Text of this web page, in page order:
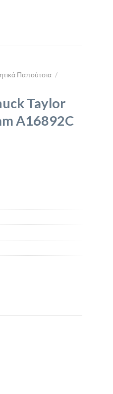
Παπούτσια /
Taylor
A16892C